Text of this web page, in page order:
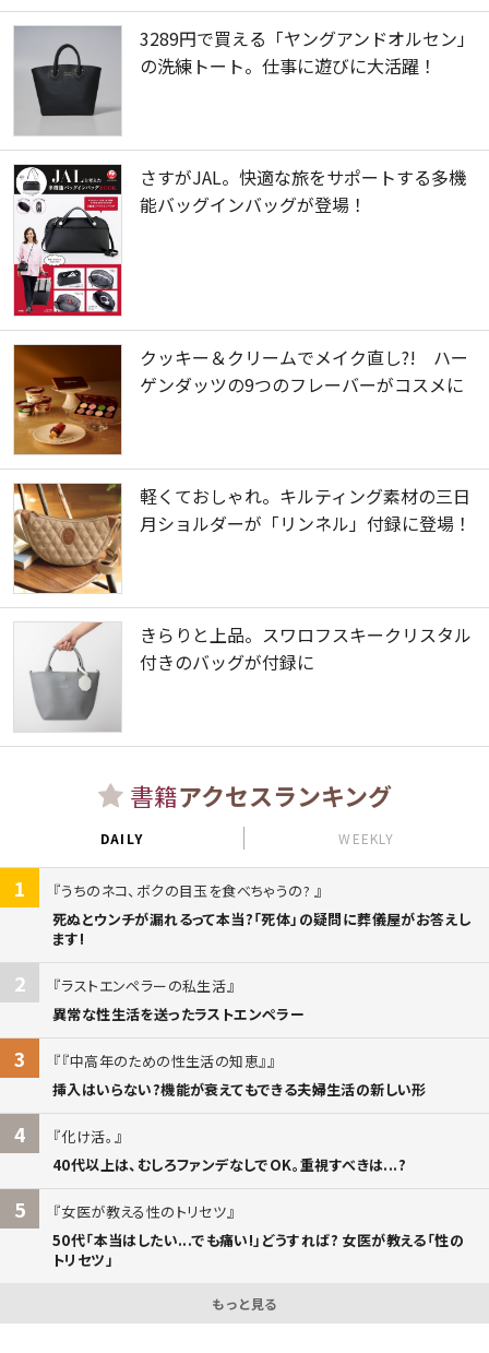
3289円で買える「ヤングアンドオルセン」
の洗練トート。仕事に遊びに大活躍！
さすがJAL。快適な旅をサポートする多機
能バッグインバッグが登場！
クッキー＆クリームでメイク直し?! ハー
ゲンダッツの9つのフレーバーがコスメに
軽くておしゃれ。キルティング素材の三日
月ショルダーが「リンネル」付録に登場！
きらりと上品。スワロフスキークリスタル
付きのバッグが付録に
書籍アクセスランキング
DAILY WEEKLY
1
うちのネコ、ボクの目玉を食べちゃうの?
死ぬとウンチが漏れるって本当?「死体」の疑問に葬儀屋がお答えし
ます!
2
ラストエンペラーの私生活
異常な性生活を送ったラストエンペラー
3
『中高年のための性生活の知恵』
挿入はいらない?機能が衰えてもできる夫婦生活の新しい形
4
化け活。
40代以上は、むしろファンデなしでOK。重視すべきは...?
5
女医が教える性のトリセツ
50代「本当はしたい...でも痛い!」どうすれば? 女医が教える「性の
トリセツ」
もっと見る